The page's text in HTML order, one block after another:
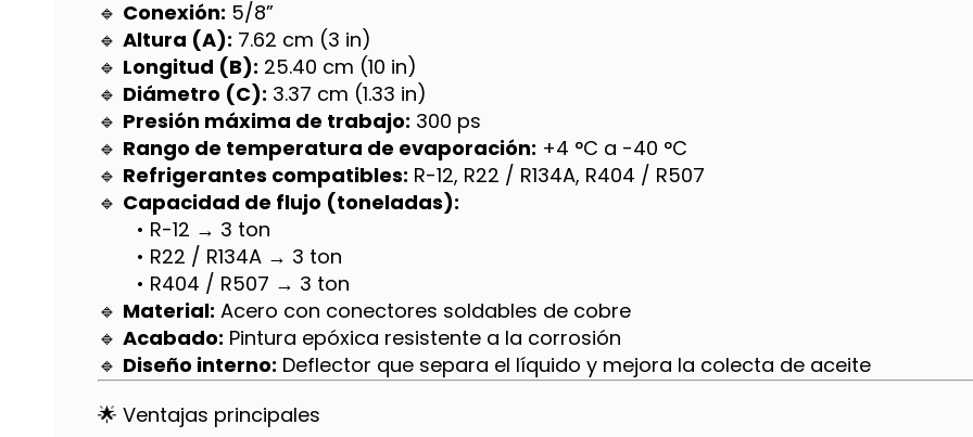
🔹 Conexión: 5/8”
🔹 Altura (A): 7.62 cm (3 in)
🔹 Longitud (B): 25.40 cm (10 in)
🔹 Diámetro (C): 3.37 cm (1.33 in)
🔹 Presión máxima de trabajo: 300 ps
🔹 Rango de temperatura de evaporación: +4 °C a -40 °C
🔹 Refrigerantes compatibles: R-12, R22 / R134A, R404 / R507
🔹 Capacidad de flujo (toneladas):
• R-12 → 3 ton
• R22 / R134A → 3 ton
• R404 / R507 → 3 ton
🔹 Material: Acero con conectores soldables de cobre
🔹 Acabado: Pintura epóxica resistente a la corrosión
🔹 Diseño interno: Deflector que separa el líquido y mejora la colecta de aceite
🌟 Ventajas principales